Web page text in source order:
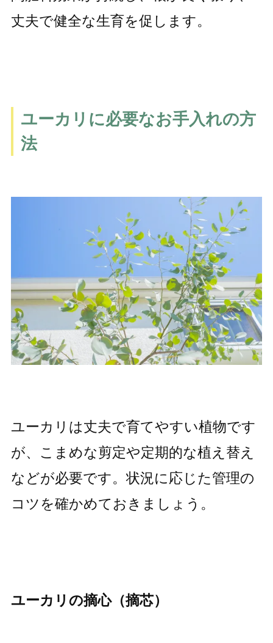
丈夫で健全な生育を促します。
ユーカリに必要なお手入れの方
法
ユーカリは丈夫で育てやすい植物です
が、こまめな剪定や定期的な植え替え
などが必要です。状況に応じた管理の
コツを確かめておきましょう。
ユーカリの摘心（摘芯）